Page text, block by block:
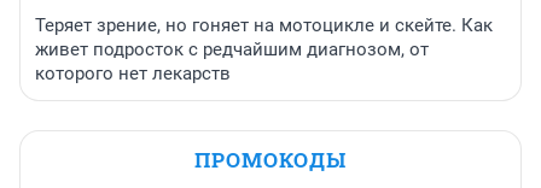
Теряет зрение, но гоняет на мотоцикле и скейте. Как
живет подросток с редчайшим диагнозом, от
которого нет лекарств
ПРОМОКОДЫ